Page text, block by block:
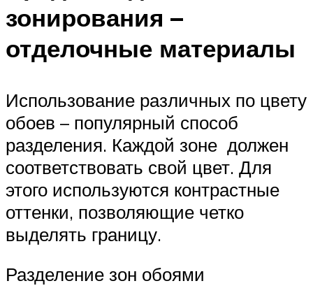
зонирования –
отделочные материалы
Использование различных по цвету
обоев – популярный способ
разделения. Каждой зоне должен
соответствовать свой цвет. Для
этого используются контрастные
оттенки, позволяющие четко
выделять границу.
Разделение зон обоями